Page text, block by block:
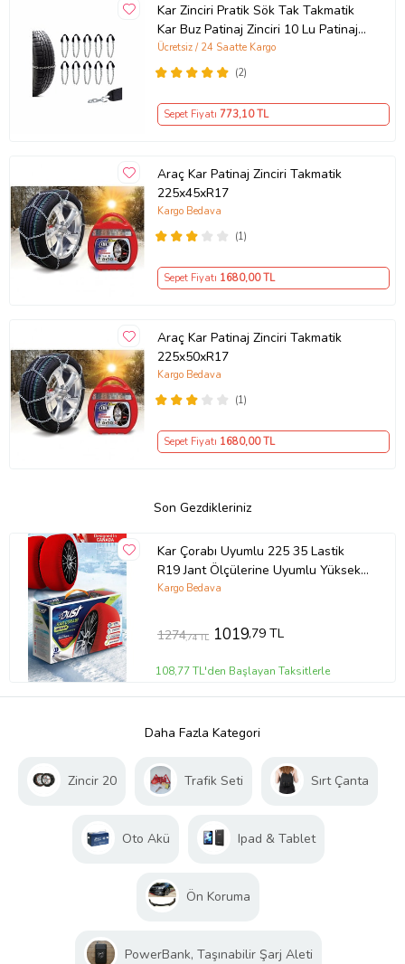
Kar Zinciri Pratik Sök Tak Takmatik
Kar Buz Patinaj Zinciri 10 Lu Patinaj
Zinciri
(2)
Ücretsiz / 24 Saatte Kargo
Sepet Fiyatı 773,10 TL
Araç Kar Patinaj Zinciri Takmatik
225x45xR17
(1)
Kargo Bedava
Sepet Fiyatı 1680,00 TL
Araç Kar Patinaj Zinciri Takmatik
225x50xR17
(1)
Kargo Bedava
Sepet Fiyatı 1680,00 TL
Son Gezdikleriniz
Kar Çorabı Uyumlu 225 35 Lastik
R19 Jant Ölçülerine Uyumlu Yüksek
Kaliteli Zincir Muadili Ürün Dust
Kargo Bedava
1274,74 TL 1019,79 TL
108,77 TL'den Başlayan Taksitlerle
Daha Fazla Kategori
Zincir 20 Trafik Seti Sırt Çanta
Oto Akü Ipad & Tablet
Ön Koruma
PowerBank, Taşınabilir Şarj Aleti